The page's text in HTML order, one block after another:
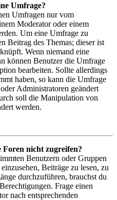
Umfrage?
Umfragen nur vom
Moderator oder einem
Um eine Umfrage zu
Beitrag des Themas; dieser ist
Wenn niemand eine
können Benutzer die Umfrage
bearbeiten. Sollte allerdings
haben, so kann die Umfrage
Administratoren geändert
soll die Manipulation von
werden.
nicht zugreifen?
Benutzern oder Gruppen
Beiträge zu lesen, zu
durchzuführen, brauchst du
Frage einen
nach entsprechenden